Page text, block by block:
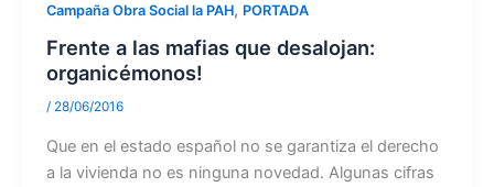
Campaña Obra Social la PAH, PORTADA
Frente a las mafias que desalojan:
organicémonos!
/ 28/06/2016
Que en el estado español no se garantiza el derecho
a la vivienda no es ninguna novedad. Algunas cifras